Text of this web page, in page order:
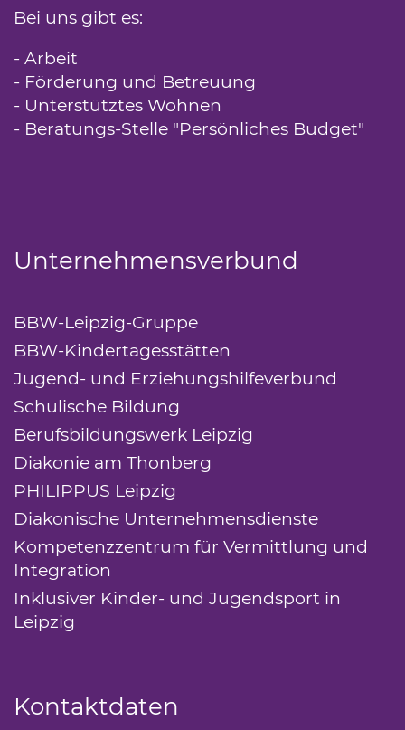
Bei uns gibt es:
- Arbeit
- Förderung und Betreuung
- Unterstütztes Wohnen
- Beratungs-Stelle "Persönliches Budget"
Unternehmensverbund
BBW-Leipzig-Gruppe
BBW-Kindertagesstätten
Jugend- und Erziehungshilfeverbund
Schulische Bildung
Berufsbildungswerk Leipzig
Diakonie am Thonberg
PHILIPPUS Leipzig
Diakonische Unternehmensdienste
Kompetenzzentrum für Vermittlung und
Integration
Inklusiver Kinder- und Jugendsport in
Leipzig
Kontaktdaten